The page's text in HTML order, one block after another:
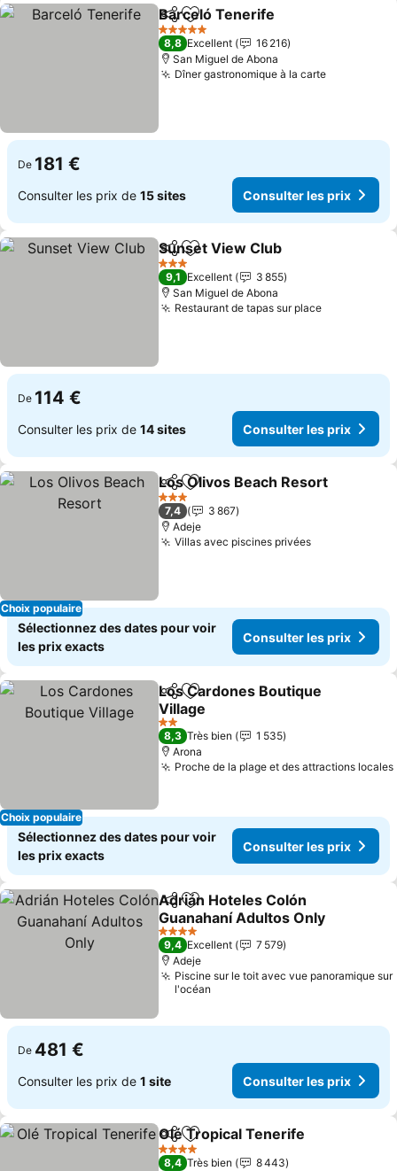
PartagerAjouter à mes favoris
Barceló Tenerife
5 Étoiles
8,8 Excellent
16 216
San Miguel de Abona
Dîner gastronomique à la carteConsulter
De 181 €
Consulter les prix de 15 sites Consulter les prix
PartagerAjouter à mes favoris
Sunset View Club
3 Étoiles
9,1 Excellent
3 855
San Miguel de Abona
Restaurant de tapas sur placeConsulter
De 114 €
Consulter les prix de 14 sites Consulter les prix
Choix populaire
PartagerAjouter à mes favoris
Los Olivos Beach Resort
3 Étoiles
7,4
3 867
Adeje
Villas avec piscines privéesConsulter
Sélectionnez des dates pour voir
les prix exacts
Consulter les prix
Choix populaire
PartagerAjouter à mes favoris
Los Cardones Boutique
Village
Consulter les prix
2 Étoiles
8,3 Très bien
1 535
Arona
Proche de la plage et des attractions locales
Sélectionnez des dates pour voir
les prix exacts
Consulter les prix
PartagerAjouter à mes favoris
Adrián Hoteles Colón
Guanahaní Adultos Only
Consulter les prix
4 Étoiles
9,4 Excellent
7 579
Adeje
Piscine sur le toit avec vue panoramique sur
l'océan
De 481 €
Consulter les prix de 1 site Consulter les prix
PartagerAjouter à mes favoris
Olé Tropical Tenerife
4 Étoiles
8,4 Très bien
8 443